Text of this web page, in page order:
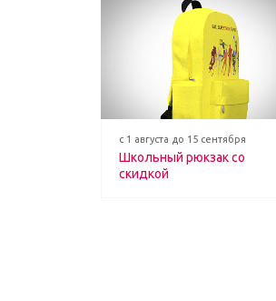
с 1 августа до 15 сентября
Школьный рюкзак со
скидкой